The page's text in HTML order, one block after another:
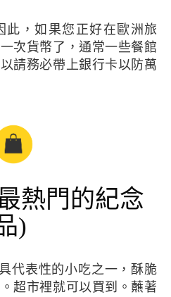
次貨幣了，通常一些餐館
請務必帶上銀行卡以防萬
)
代表性的小吃之一，酥脆
超市裡就可以買到。蘸著